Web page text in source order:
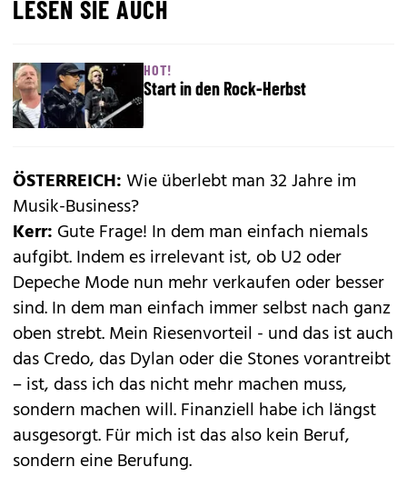
LESEN SIE AUCH
HOT!
Start in den Rock-Herbst
ÖSTERREICH:Wie überlebt man 32 Jahre im
Musik-Business?
Kerr: Gute Frage! In dem man einfach niemals
aufgibt. Indem es irrelevant ist, ob U2 oder
Depeche Mode nun mehr verkaufen oder besser
sind. In dem man einfach immer selbst nach ganz
oben strebt. Mein Riesenvorteil - und das ist auch
das Credo, das Dylan oder die Stones vorantreibt
– ist, dass ich das nicht mehr machen muss,
sondern machen will. Finanziell habe ich längst
ausgesorgt. Für mich ist das also kein Beruf,
sondern eine Berufung.